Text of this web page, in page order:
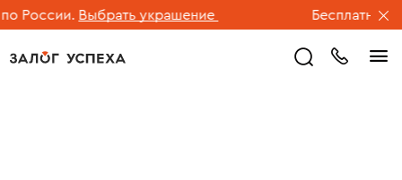
России. Выбрать украшение Бесплатная